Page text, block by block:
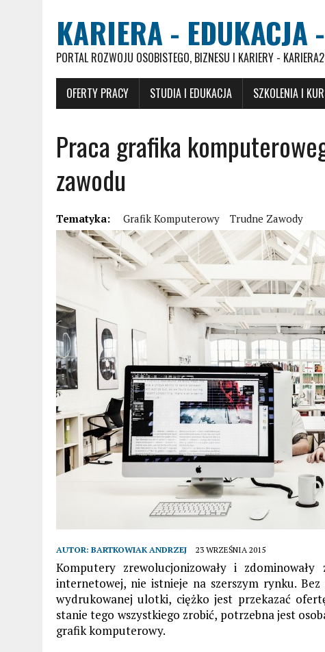
KARIERA - EDUKACJA
PORTAL ROZWOJU OSOBISTEGO, BIZNESU I KARIERY -
OFERTY PRACY STUDIA I EDUKACJA SZKOLENIA I
Praca grafika
zawodu
Tematyka: Grafik Komputerowy Trudne Zawody
AUTOR: BARTKOWIAK ANDRZEJ 23 WRZEŚNIA 2015
Komputery zrewolucjonizowały i
internetowej, nie istnieje na szerszym rynku.
wydrukowanej ulotki, ciężko jest przekazać
stanie tego wszystkiego zrobić, potrzebna jest
grafik komputerowy.